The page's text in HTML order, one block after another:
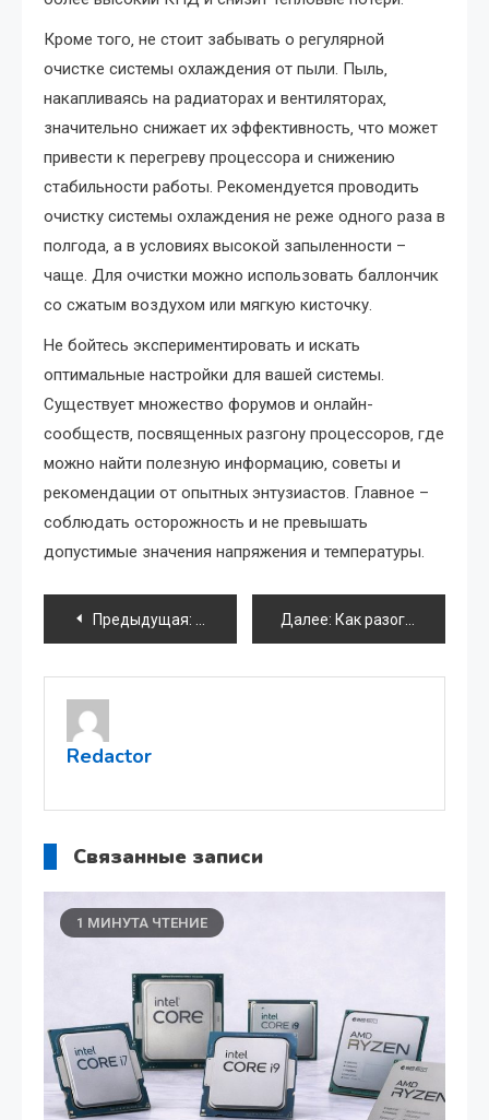
Кроме того‚ не стоит забывать о регулярной
очистке системы охлаждения от пыли. Пыль‚
накапливаясь на радиаторах и вентиляторах‚
значительно снижает их эффективность‚ что может
привести к перегреву процессора и снижению
стабильности работы. Рекомендуется проводить
очистку системы охлаждения не реже одного раза в
полгода‚ а в условиях высокой запыленности –
чаще. Для очистки можно использовать баллончик
со сжатым воздухом или мягкую кисточку.
Не бойтесь экспериментировать и искать
оптимальные настройки для вашей системы.
Существует множество форумов и онлайн-
сообществ‚ посвященных разгону процессоров‚ где
можно найти полезную информацию‚ советы и
рекомендации от опытных энтузиастов. Главное –
соблюдать осторожность и не превышать
допустимые значения напряжения и температуры.
Навигация
по
записям
Предыдущая: Как соединить компьютер с планшетом
Далее: Как разогнать процессор Intel Core i7 3770K
Redactor
Связанные записи
1 МИНУТА ЧТЕНИЕ